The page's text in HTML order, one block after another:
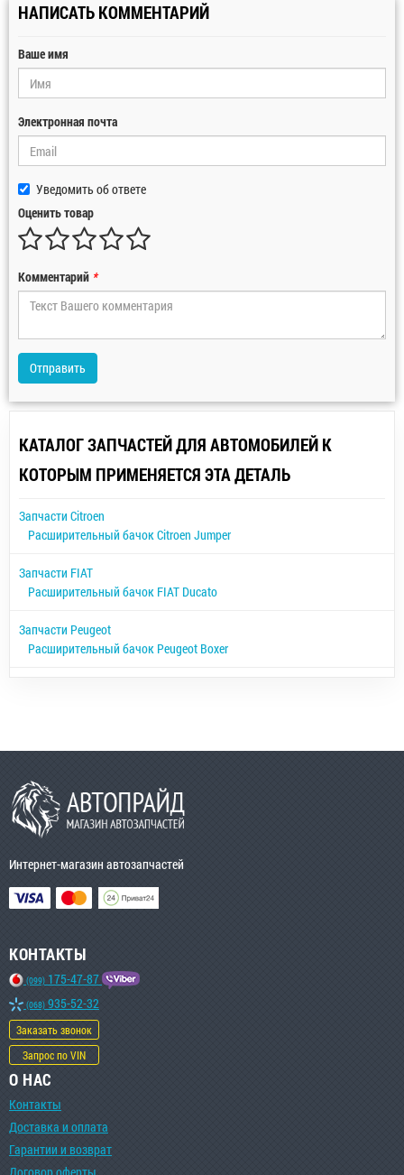
НАПИСАТЬ КОММЕНТАРИЙ
Ваше имя
Электронная почта
Уведомить об ответе
Оценить товар
Комментарий *
Отправить
КАТАЛОГ ЗАПЧАСТЕЙ ДЛЯ АВТОМОБИЛЕЙ К
КОТОРЫМ ПРИМЕНЯЕТСЯ ЭТА ДЕТАЛЬ
Запчасти Citroen
Расширительный бачок Citroen Jumper
Запчасти FIAT
Расширительный бачок FIAT Ducato
Запчасти Peugeot
Расширительный бачок Peugeot Boxer
Интернет-магазин автозапчастей
КОНТАКТЫ
(099) 175-47-87
(068) 935-52-32
Заказать звонок
Запрос по VIN
О НАС
Контакты
Доставка и оплата
Гарантии и возврат